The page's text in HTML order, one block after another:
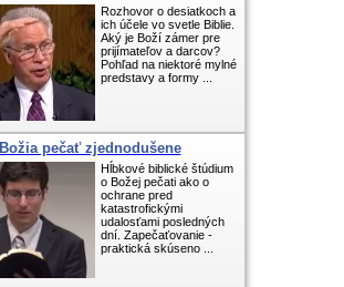
Rozhovor o desiatkoch a
ich účele vo svetle Biblie.
Aký je Boží zámer pre
prijímateľov a darcov?
Pohľad na niektoré mylné
predstavy a formy ...
Božia pečať zjednodušene
Hĺbkové biblické štúdium
o Božej pečati ako o
ochrane pred
katastrofickými
udalosťami posledných
dní. Zapečaťovanie -
praktická skúseno ...